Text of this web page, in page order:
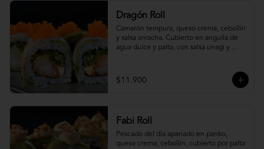
Dragón Roll
Camarón tempura, queso crema, cebollín
y salsa sriracha. Cubierto en anguila de
agua dulce y palta, con salsa unagi y
$11.900
Fabi Roll
Pescado del día apanado en panko,
queso crema, cebollín, cubierto por palta